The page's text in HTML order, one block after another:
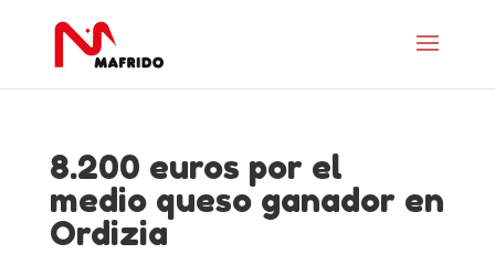
8.200 euros por el
medio queso ganador en
Ordizia